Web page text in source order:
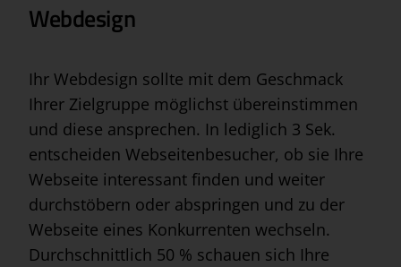
Webdesign
Ihr Webdesign sollte mit dem Geschmack
Ihrer Zielgruppe möglichst übereinstimmen
und diese ansprechen. In lediglich 3 Sek.
entscheiden Webseitenbesucher, ob sie Ihre
Webseite interessant finden und weiter
durchstöbern oder abspringen und zu der
Webseite eines Konkurrenten wechseln.
Durchschnittlich 50 % schauen sich Ihre